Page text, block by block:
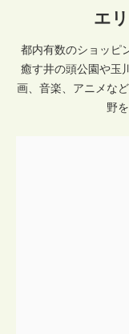
エ
都内有数のショッピ
癒す井の頭公園や玉
画、音楽、アニメな
野